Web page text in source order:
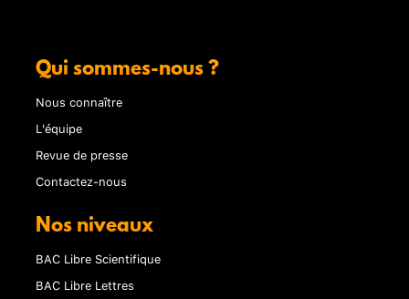
Qui sommes-nous ?
Nous connaître
L'équipe
Revue de presse
Contactez-nous
Nos niveaux
BAC Libre Scientifique
BAC Libre Lettres